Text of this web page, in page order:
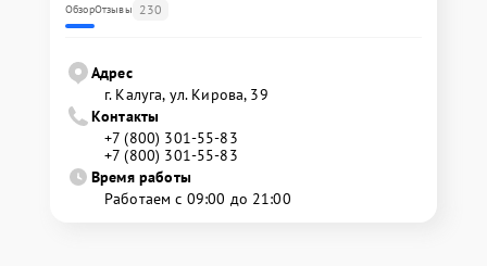
ОбзорОтзывы 230
Адрес
г. Калуга, ул. Кирова, 39
Контакты
+7 (800) 301-55-83
+7 (800) 301-55-83
Время работы
Работаем с 09:00 до 21:00